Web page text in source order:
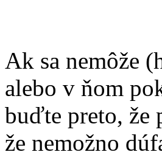
Ak sa nemôže
alebo v ňom
buďte preto, že
že nemožno